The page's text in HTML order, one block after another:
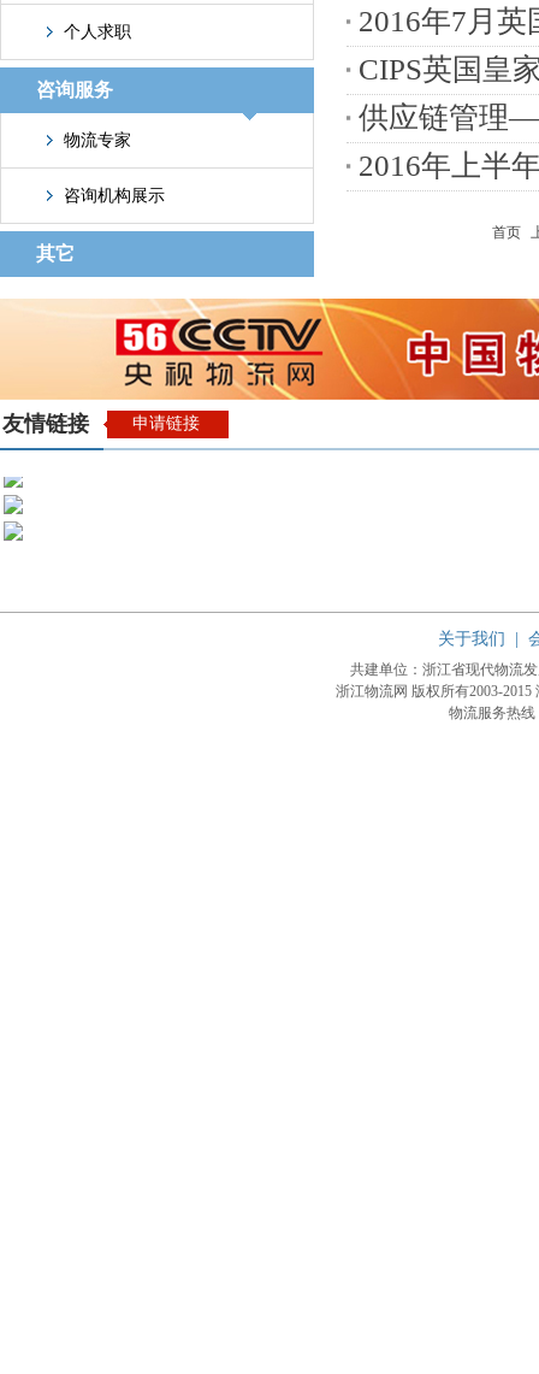
个人求职
咨询服务
物流专家
咨询机构展示
其它
2016年7月
CIPS英国皇
供应链管理
2016年上半
首页
友情链接 申请链接
关于我们
共建单位：浙江省现代物流
浙江物流网 版权所有2003-2015
物流服务热线